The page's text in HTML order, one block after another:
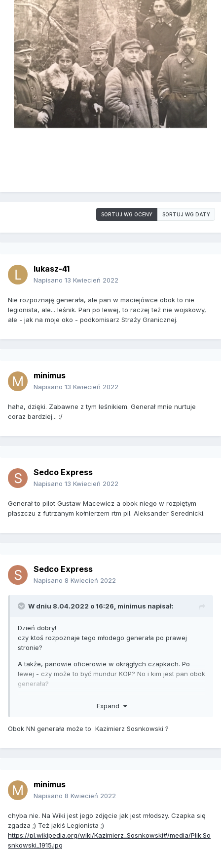
SORTUJ WG OCENY SORTUJ WG DATY
lukasz-41
Napisano 13 Kwiecień 2022
Nie rozpoznaję generała, ale pan w maciejówce obok to nie
legionista, ale... leśnik. Pan po lewej, to raczej też nie wojskowy,
ale - jak na moje oko - podkomisarz Straży Granicznej.
minimus
Napisano 13 Kwiecień 2022
haha, dzięki. Zabawne z tym leśnikiem. Generał mnie nurtuje
coraz bardziej... :/
Sedco Express
Napisano 13 Kwiecień 2022
Generał to pilot Gustaw Macewicz a obok niego w rozpiętym
płaszczu z futrzanym kołnierzem rtm pil. Aleksander Serednicki.
Sedco Express
Napisano 8 Kwiecień 2022
W dniu 8.04.2022 o 16:26, minimus napisał:
Dzień dobry!
czy ktoś rozpoznaje tego młodego generała po prawej
stronie?
A także, panowie oficerowie w okrągłych czapkach. Po
lewej - czy może to być mundur KOP? No i kim jest pan obok
generała?
Expand
Obok NN generała może to Kazimierz Sosnkowski ?
minimus
Napisano 8 Kwiecień 2022
chyba nie. Na Wiki jest jego zdjęcie jak jest młodszy. Czapka się
zgadza ;) Też jakiś Legionista ;)
https://pl.wikipedia.org/wiki/Kazimierz_Sosnkowski#/media/Plik:So
snkowski_1915.jpg